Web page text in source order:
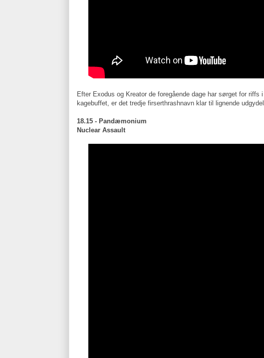
Efter Exodus og Kreator de foregående dage har sørget for
kagebuffet, er det tredje firserthrashnavn klar til lignende
18.15 - Pandæmonium
Nuclear Assault